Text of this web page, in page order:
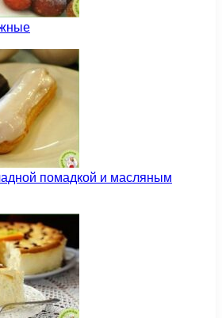
помадкой и масляным